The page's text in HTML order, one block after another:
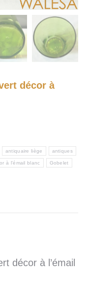
décor à
antiquaire liège antiques
à l'émail blanc Gobelet
décor à l’émail